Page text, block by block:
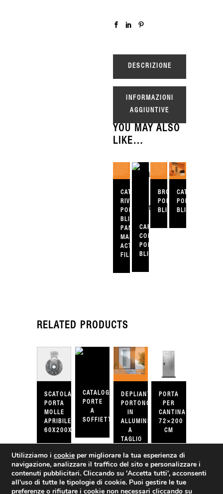
DESCRIZIONE
INFORMAZIONI
AGGIUNTIVE
YOU MAY ALSO
LIKE…
CATALOGO
RIVESTIMENTI
PORTE
BLINDATE
PANTOGRAFATI
MASSELLO
ACTIVE
FILM
CARTELLA
COLORI
PORTE
BLINDATE
BROCHURE
PORTE
BLINDATE
CATALOGO
PORTE
BLINDATE
RELATED PRODUCTS
SCATOLA
PORTA
MOLLE
APRIBILE
60X200X60
CATALOGO
PORTE
A
SOFFIETTO
DEPLIANT
PORTONCINI
IN
ALLUMINIO
A
TAGLIO
PORTA
PER
CANTINA
72×200
CM
Utilizziamo i cookie per migliorare la tua esperienza di
navigazione, analizzare il traffico del sito e personalizzare i
contenuti pubblicitari. Cliccando su 'Accetta tutti', acconsenti
all'uso di tutte le tipologie di cookie. Puoi gestire le tue
preferenze o rifiutare i cookie non necessari cliccando su